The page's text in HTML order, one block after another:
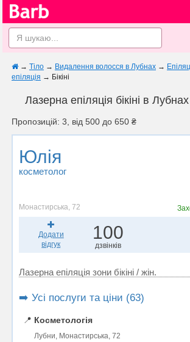
→ Тіло → Видалення волосся в Лубнах →
епіляція → Бікіні
Лазерна епіляція бікіні в
Пропозицій: 3, від 500 до 650 ₴
Юлія
косметолог
Монастирська, 72
Додати
відгук
100
дзвінків
Лазерна епіляція зони бікіні / жін.
➡️ Усі послуги та ціни (63)
📍 Косметологія
Лубни, Монастирська, 72